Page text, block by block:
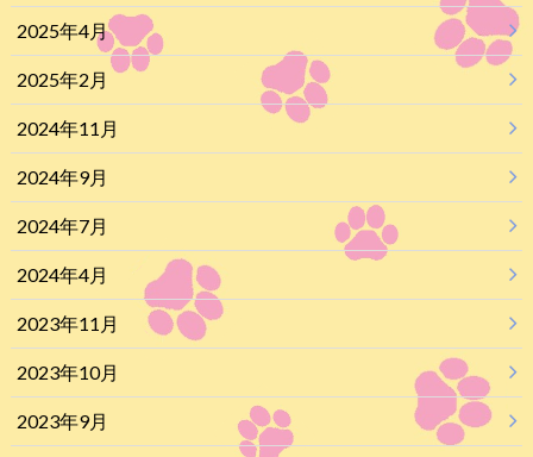
2025年4月
2025年2月
2024年11月
2024年9月
2024年7月
2024年4月
2023年11月
2023年10月
2023年9月